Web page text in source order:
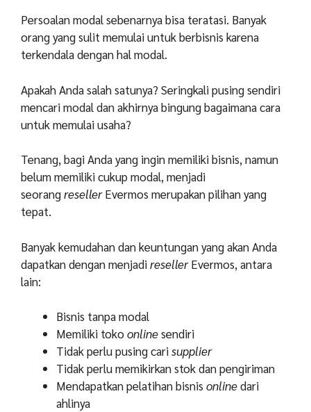
Persoalan modal sebenarnya bisa teratasi. Banyak
orang yang sulit memulai untuk berbisnis karena
terkendala dengan hal modal.
Apakah Anda salah satunya? Seringkali pusing sendiri
mencari modal dan akhirnya bingung bagaimana cara
untuk memulai usaha?
Tenang, bagi Anda yang ingin memiliki bisnis, namun
belum memiliki cukup modal, menjadi
seorangresellerEvermos merupakan pilihan yang
tepat.
Banyak kemudahan dan keuntungan yang akan Anda
dapatkan dengan menjadiresellerEvermos, antara
lain:
Bisnis tanpa modal
Memiliki tokoonlinesendiri
Tidak perlu pusing carisupplier
Tidak perlu memikirkan stok dan pengiriman
Mendapatkan pelatihan bisnis onlinedari
ahlinya